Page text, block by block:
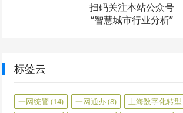
扫码关注本站公众号
“智慧城市行业分析”
标签云
一网统管(14) 一网通办(8) 上海数字化转型